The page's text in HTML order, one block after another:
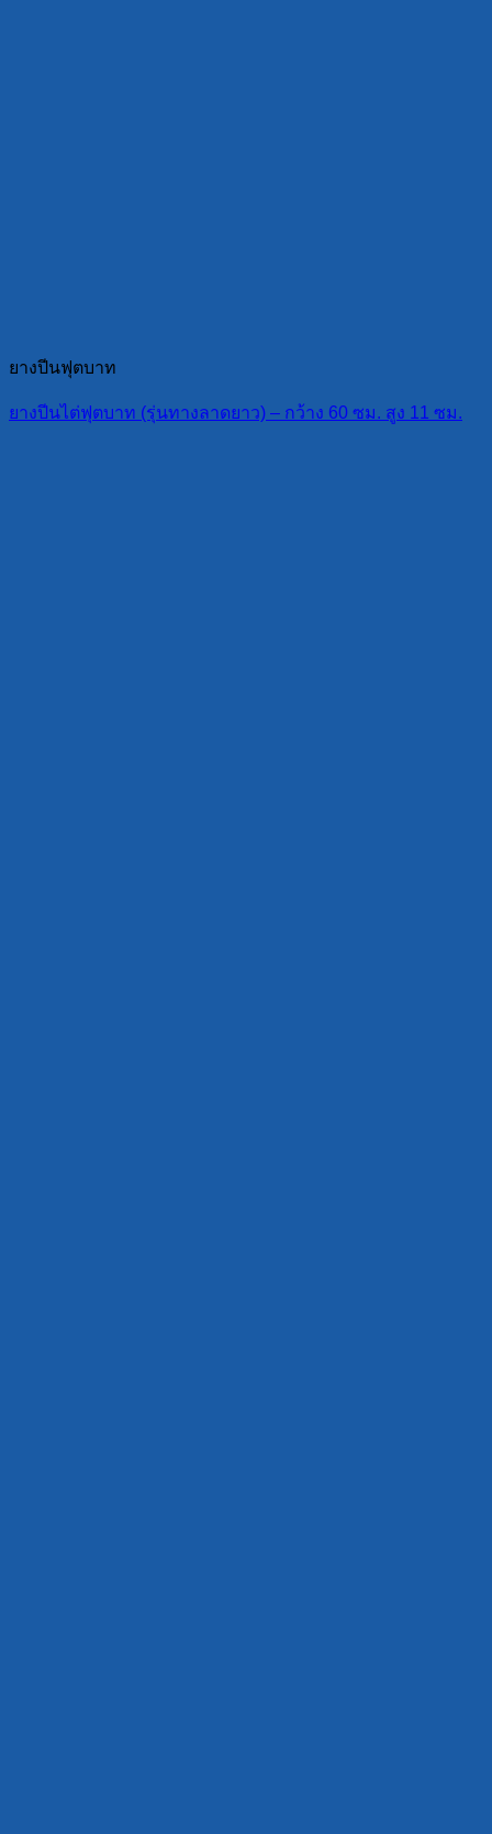
ยางปีนฟุตบาท
ยางปีนไต่ฟุตบาท (รุ่นทางลาดยาว) – กว้าง 60 ซม. สูง 11 ซม.